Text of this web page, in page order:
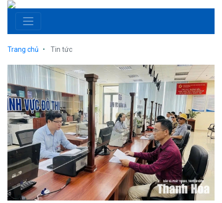
Trang chủ Tin tức